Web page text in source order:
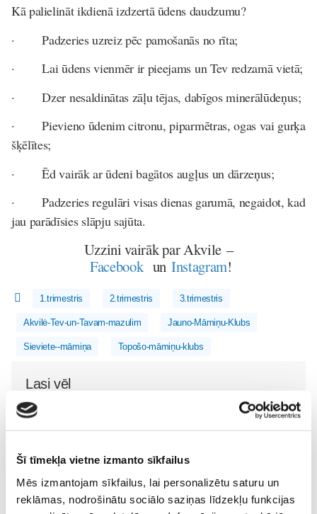
Šī tīmekļa vietne izmanto sīkfailus
Mēs izmantojam sīkfailus, lai personalizētu saturu un
reklāmas, nodrošinātu sociālo saziņas līdzekļu funkcijas
Kā palielināt ikdienā izdzertā ūdens daudzumu?
· Padzeries uzreiz pēc pamošanās no rīta;
· Lai ūdens vienmēr ir pieejams un Tev redzamā vietā;
· Dzer nesaldinātas zāļu tējas, dabīgos minerālūdeņus;
· Pievieno ūdenim citronu, piparmētras, ogas vai gurķa
šķēlītes;
· Ēd vairāk ar ūdeni bagātos augļus un dārzeņus;
· Padzeries regulāri visas dienas garumā, negaidot, kad
jau parādīsies slāpju sajūta.
Uzzini vairāk par Akvile –
Facebook un Instagram!
1.trimestris 2.trimestris 3.trimestris
Akvilė-Tev-un-Tavam-mazulim Jauno-Māmiņu-Klubs
Sieviete--māmiņa Topošo-māmiņu-klubs
Lasi vēl
Epidurālā anestēzija Gaidības